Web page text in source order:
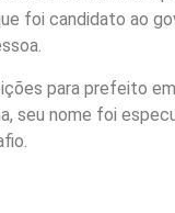
foi candidato ao
para prefeito
seu nome foi